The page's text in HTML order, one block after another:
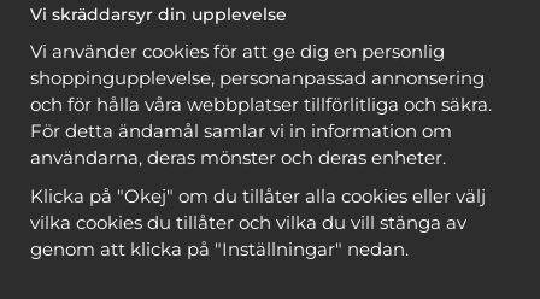
ner många mönstergratisoch få många
när du handlar garn till mönstret. Du ser vilka som
är
gratis när du är inloggad
Bli medlem
Vi skräddarsyr din upplevelse
Vi använder cookies för att ge dig en personlig
shoppingupplevelse, personanpassad annonsering
och för hålla våra webbplatser tillförlitliga och säkra.
För detta ändamål samlar vi in information om
användarna, deras mönster och deras enheter.
Klicka på "Okej" om du tillåter alla cookies eller välj
vilka cookies du tillåter och vilka du vill stänga av
genom att klicka på "Inställningar" nedan.